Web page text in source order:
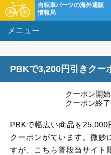
自転車パーツの海外通販
情報局
メニュー
基
購
クーポ
PBKで3,200円引きクー
クーポン開
クーポン終
PBKで幅広い商品を
クーポンがています。微妙
すが、こちら普段当サイト